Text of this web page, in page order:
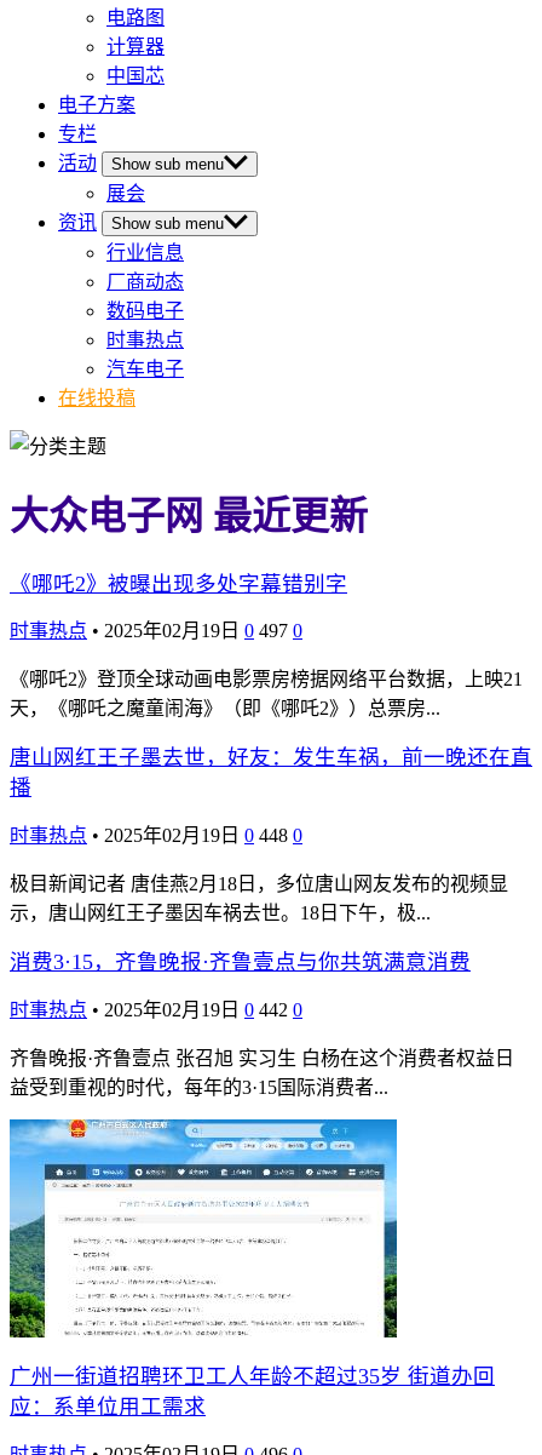
电路图
计算器
中国芯
电子方案
专栏
活动
Show sub menu
展会
资讯
Show sub menu
行业信息
厂商动态
数码电子
时事热点
汽车电子
在线投稿
大众电子网 最近更新
《哪吒2》被曝出现多处字幕错别字
时事热点 • 2025年02月19日 0 497 0
《哪吒2》登顶全球动画电影票房榜据网络平台数据，上映21
天，《哪吒之魔童闹海》（即《哪吒2》）总票房...
唐山网红王子墨去世，好友：发生车祸，前一晚还在直
播
时事热点 • 2025年02月19日 0 448 0
极目新闻记者 唐佳燕2月18日，多位唐山网友发布的视频显
示，唐山网红王子墨因车祸去世。18日下午，极...
消费3·15，齐鲁晚报·齐鲁壹点与你共筑满意消费
时事热点 • 2025年02月19日 0 442 0
齐鲁晚报·齐鲁壹点 张召旭 实习生 白杨在这个消费者权益日
益受到重视的时代，每年的3·15国际消费者...
广州一街道招聘环卫工人年龄不超过35岁 街道办回
应：系单位用工需求